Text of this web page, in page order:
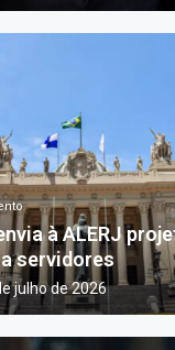
à ALERJ
servidores
julho de 2026